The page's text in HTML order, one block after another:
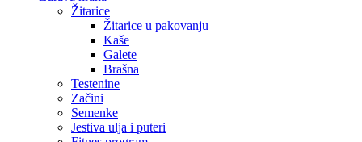
Žitarice
Žitarice u pakovanju
Kaše
Galete
Brašna
Testenine
Začini
Semenke
Jestiva ulja i puteri